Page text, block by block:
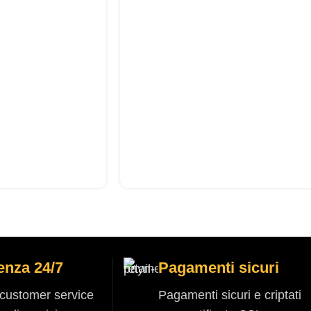
24/7
service
Pagamenti sicuri
Pagamenti sicuri e criptati